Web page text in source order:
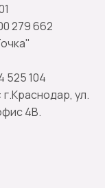
279 662
525 104
ул.
4В.